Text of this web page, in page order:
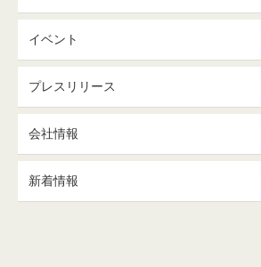
イベント
プレスリリース
会社情報
新着情報